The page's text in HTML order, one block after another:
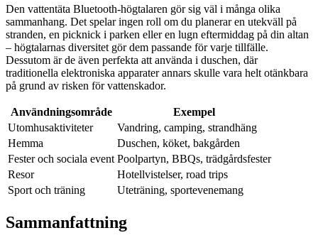
Den vattentäta Bluetooth-högtalaren gör sig väl i många olika
sammanhang. Det spelar ingen roll om du planerar en utekväll på
stranden, en picknick i parken eller en lugn eftermiddag på din altan
– högtalarnas diversitet gör dem passande för varje tillfälle.
Dessutom är de även perfekta att använda i duschen, där
traditionella elektroniska apparater annars skulle vara helt otänkbara
på grund av risken för vattenskador.
Användningsområde
Exempel
Utomhusaktiviteter
Vandring, camping, strandhäng
Hemma
Duschen, köket, bakgården
Fester och sociala event Poolpartyn, BBQs, trädgårdsfester
Resor
Hotellvistelser, road trips
Sport och träning
Uteträning, sportevenemang
Sammanfattning